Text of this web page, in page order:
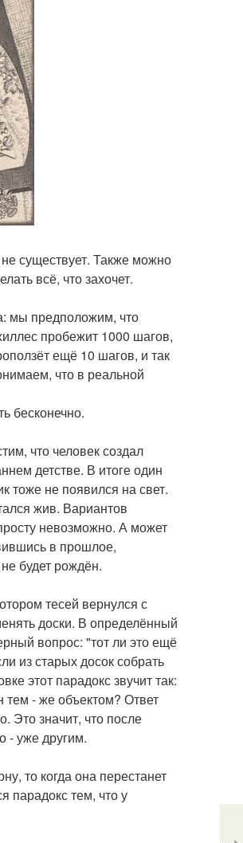
существует. Также можно
всё, что захочет.
мы предположим, что
пробежит 1000 шагов,
ещё 10 шагов, и так
что в реальной
бесконечно.
что человек создал
детстве. В итоге один
тоже не появился на свет.
жив. Вариантов
невозможно. А может
в прошлое,
будет рождён.
тесей вернулся с
доски. В определённый
вопрос: "тот ли это ещё
из старых досок собрать
этот парадокс звучит так:
тем - же объектом? Ответ
Это значит, что после
- уже другим.
то когда она перестанет
парадокс тем, что у